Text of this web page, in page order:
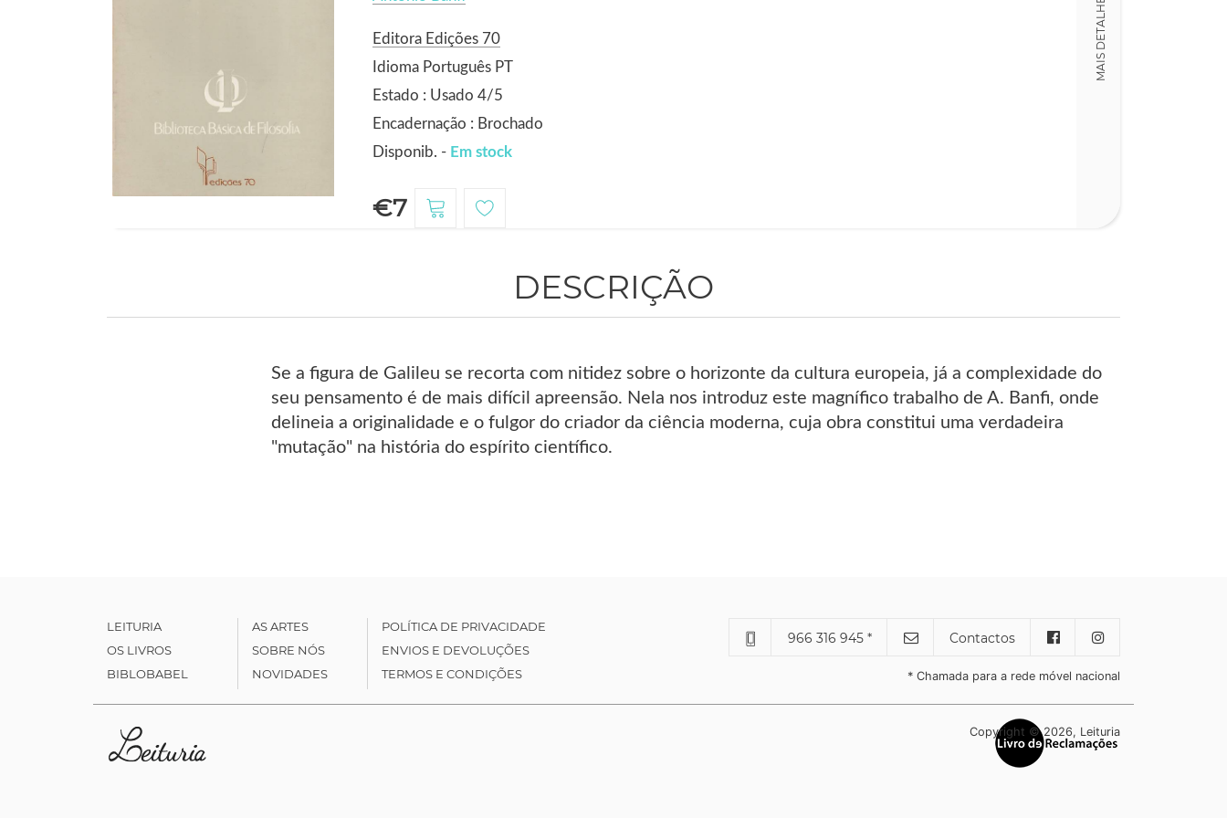
Editora Edições 70
Idioma Português PT
Estado : Usado 4/5
Encadernação : Brochado
Disponib. - Em stock
€7
MAIS DETALHES
DESCRIÇÃO
Se a figura de Galileu se recorta com nitidez sobre o horizonte da cultura europeia, já a complexidade do
seu pensamento é de mais difícil apreensão. Nela nos introduz este magnífico trabalho de A. Banfi, onde
delineia a originalidade e o fulgor do criador da ciência moderna, cuja obra constitui uma verdadeira
"mutação" na história do espírito científico.
LEITURIA
OS LIVROS
BIBLOBABEL
AS ARTES
SOBRE NÓS
NOVIDADES
POLÍTICA DE PRIVACIDADE
ENVIOS E DEVOLUÇÕES
TERMOS E CONDIÇÕES
966 316 945 * Contactos
* Chamada para a rede móvel nacional
Copyright © 2026, Leituria